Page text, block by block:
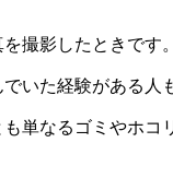
撮影したときです
いた経験がある人
単なるゴミやホコ